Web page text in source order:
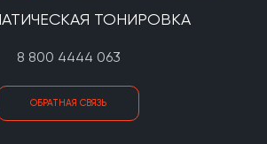
ТОНИРОВКА
8 800 4444 063
ОБРАТНАЯ СВЯЗЬ